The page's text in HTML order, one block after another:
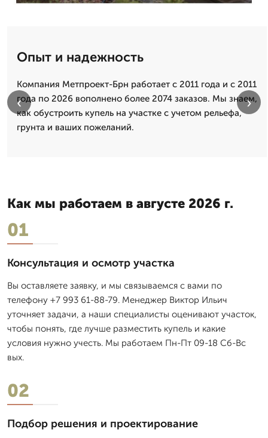
Опыт и надежность
Компания Метпроект-Брн работает с 2011 года и с 2011
года по 2026 вополнено более 2074 заказов. Мы знаем,
как обустроить купель на участке с учетом рельефа,
грунта и ваших пожеланий.
‹ ›
Как мы работаем в августе 2026 г.
01
Консультация и осмотр участка
Вы оставляете заявку, и мы связываемся с вами по
телефону +7 993 61-88-79. Менеджер Виктор Ильич
уточняет задачи, а наши специалисты оценивают участок,
чтобы понять, где лучше разместить купель и какие
условия нужно учесть. Мы работаем Пн-Пт 09-18 Сб-Вс
вых.
02
Подбор решения и проектирование